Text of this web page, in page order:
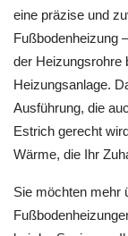
eine präzise und
Fußbodenheizung
der Heizungsrohre
Heizungsanlage.
Ausführung, die
Estrich gerecht
Wärme, die Ihr
Sie möchten mehr